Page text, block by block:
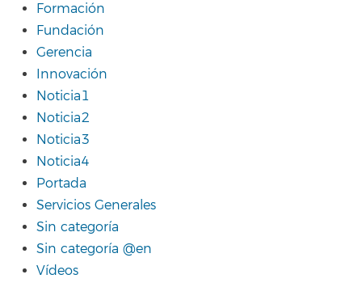
Formación
Fundación
Gerencia
Innovación
Noticia1
Noticia2
Noticia3
Noticia4
Portada
Servicios Generales
Sin categoría
Sin categoría @en
Vídeos